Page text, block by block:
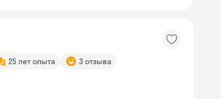
25 лет опыта 3 отзыва